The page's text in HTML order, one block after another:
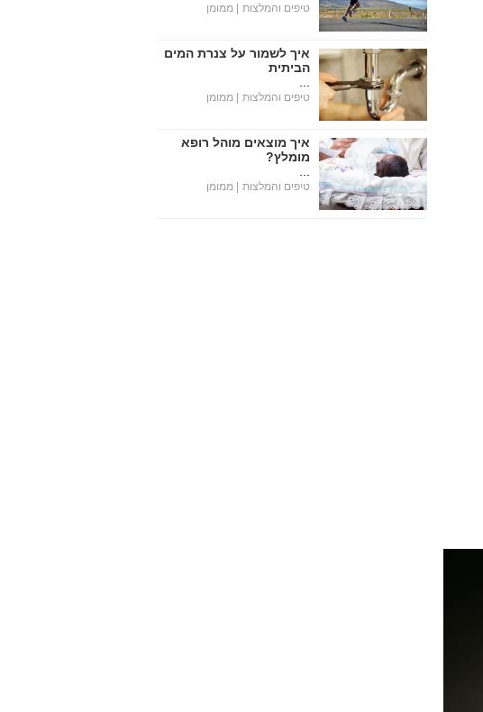
טיפים והמלצות | ממומן
איך לשמור על צנרת המים
הביתית
טיפים והמלצות | ממומן
איך מוצאים מוהל רופא
מומלץ?
טיפים והמלצות | ממומן